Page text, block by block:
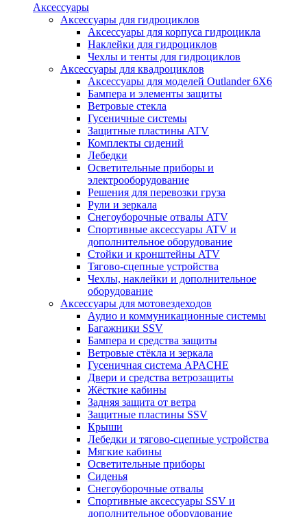
Аксессуары
Аксессуары для гидроциклов
Аксессуары для корпуса гидроцикла
Наклейки для гидроциклов
Чехлы и тенты для гидроциклов
Аксессуары для квадроциклов
Аксессуары для моделей Outlander 6X6
Бампера и элементы защиты
Ветровые стекла
Гусеничные системы
Защитные пластины ATV
Комплекты сидений
Лебедки
Осветительные приборы и
электрооборудование
Решения для перевозки груза
Рули и зеркала
Снегоуборочные отвалы ATV
Спортивные аксессуары ATV и
дополнительное оборудование
Стойки и кронштейны ATV
Тягово-сцепные устройства
Чехлы, наклейки и дополнительное
оборудование
Аксессуары для мотовездеходов
Аудио и коммуникационные системы
Багажники SSV
Бампера и средства защиты
Ветровые стёкла и зеркала
Гусеничная система APACHE
Двери и средства ветрозащиты
Жёсткие кабины
Задняя защита от ветра
Защитные пластины SSV
Крыши
Лебедки и тягово-сцепные устройства
Мягкие кабины
Осветительные приборы
Сиденья
Снегоуборочные отвалы
Спортивные аксессуары SSV и
дополнительное оборудование